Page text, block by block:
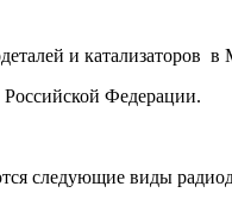
и катализаторов
Федерации.
следующие виды